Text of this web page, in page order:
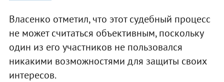
Власенко отметил, что этот судебный процесс
не может считаться объективным, поскольку
один из его участников не пользовался
никакими возможностями для защиты своих
интересов.